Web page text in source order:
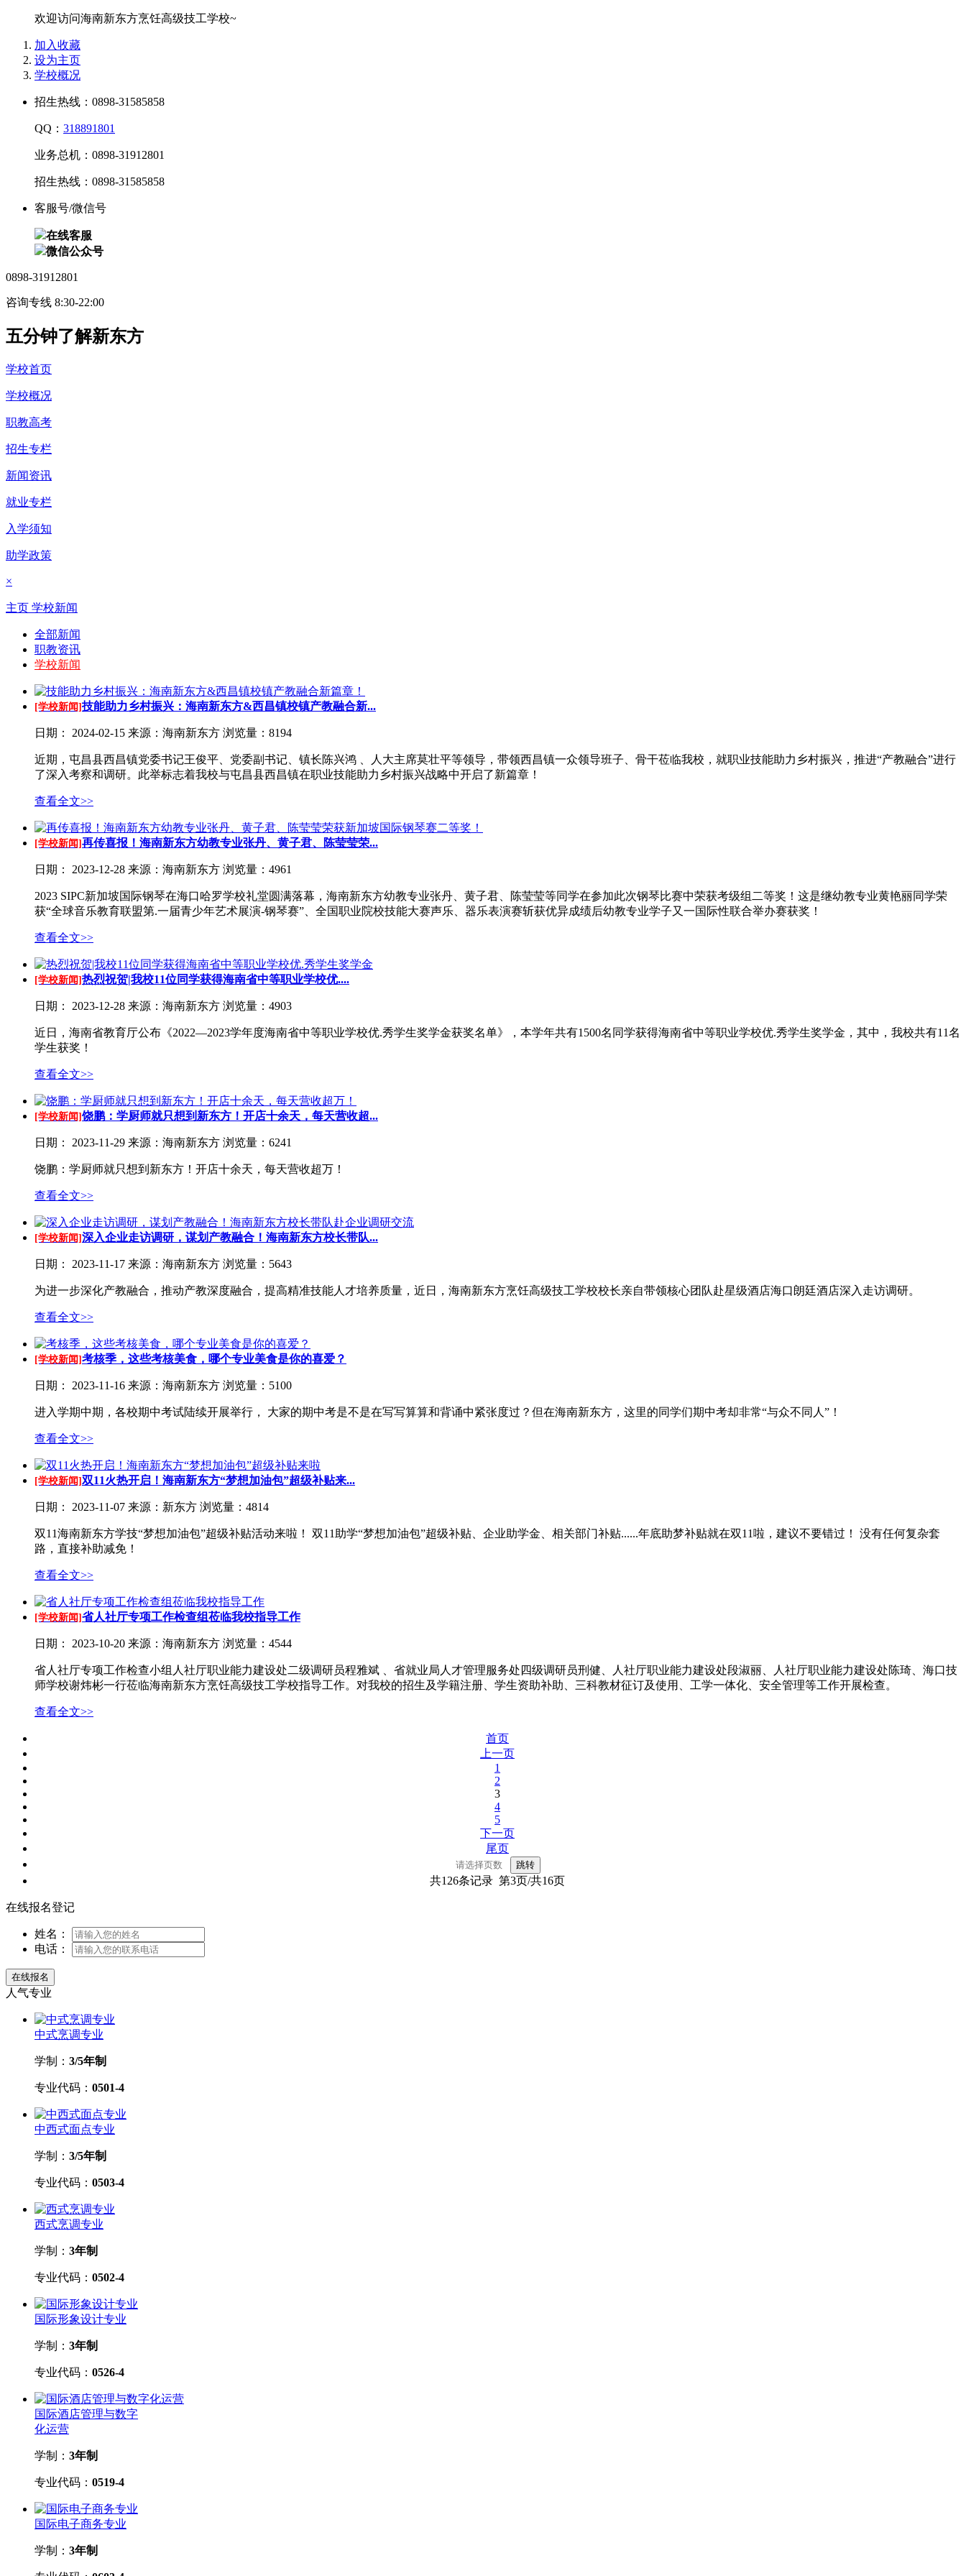
欢迎访问海南新东方烹饪高级技工学校~
加入收藏
设为主页
学校概况
招生热线：0898-31585858
QQ： 318891801
业务总机：0898-31912801
招生热线：0898-31585858
客服号/微信号
在线客服
微信公众号
0898-31912801
咨询专线 8:30-22:00
五分钟了解新东方
学校首页
学校概况
职教高考
招生专栏
新闻资讯
就业专栏
入学须知
助学政策
×
主页 学校新闻
全部新闻
职教资讯
学校新闻
[学校新闻] 技能助力乡村振兴：海南新东方&西昌镇校镇产教融合新...
日期： 2024-02-15 来源：海南新东方 浏览量：8194
近期，屯昌县西昌镇党委书记王俊平、党委副书记、镇长陈兴鸿 、人大主席莫壮平等领导，带领西昌镇一众领导班子、骨干莅临我校，就职业技能助力乡村振兴，推进“产教融合”进行
了深入考察和调研。此举标志着我校与屯昌县西昌镇在职业技能助力乡村振兴战略中开启了新篇章！
查看全文>>
[学校新闻] 再传喜报！海南新东方幼教专业张丹、黄子君、陈莹莹荣...
日期： 2023-12-28 来源：海南新东方 浏览量：4961
2023 SIPC新加坡国际钢琴在海口哈罗学校礼堂圆满落幕，海南新东方幼教专业张丹、黄子君、陈莹莹等同学在参加此次钢琴比赛中荣获考级组二等奖！这是继幼教专业黄艳丽同学荣
获“全球音乐教育联盟第.一届青少年艺术展演-钢琴赛”、全国职业院校技能大赛声乐、器乐表演赛斩获优异成绩后幼教专业学子又一国际性联合举办赛获奖！
查看全文>>
[学校新闻] 热烈祝贺|我校11位同学获得海南省中等职业学校优....
日期： 2023-12-28 来源：海南新东方 浏览量：4903
近日，海南省教育厅公布《2022—2023学年度海南省中等职业学校优.秀学生奖学金获奖名单》，本学年共有1500名同学获得海南省中等职业学校优.秀学生奖学金，其中，我校共有11名
学生获奖！
查看全文>>
[学校新闻] 饶鹏：学厨师就只想到新东方！开店十余天，每天营收超...
日期： 2023-11-29 来源：海南新东方 浏览量：6241
饶鹏：学厨师就只想到新东方！开店十余天，每天营收超万！
查看全文>>
[学校新闻] 深入企业走访调研，谋划产教融合！海南新东方校长带队...
日期： 2023-11-17 来源：海南新东方 浏览量：5643
为进一步深化产教融合，推动产教深度融合，提高精准技能人才培养质量，近日，海南新东方烹饪高级技工学校校长亲自带领核心团队赴星级酒店海口朗廷酒店深入走访调研。
查看全文>>
[学校新闻] 考核季，这些考核美食，哪个专业美食是你的喜爱？
日期： 2023-11-16 来源：海南新东方 浏览量：5100
进入学期中期，各校期中考试陆续开展举行， 大家的期中考是不是在写写算算和背诵中紧张度过？但在海南新东方，这里的同学们期中考却非常“与众不同人”！
查看全文>>
[学校新闻] 双11火热开启！海南新东方“梦想加油包”超级补贴来...
日期： 2023-11-07 来源：新东方 浏览量：4814
双11海南新东方学技“梦想加油包”超级补贴活动来啦！ 双11助学“梦想加油包”超级补贴、企业助学金、相关部门补贴......年底助梦补贴就在双11啦，建议不要错过！ 没有任何复杂套
路，直接补助减免！
查看全文>>
[学校新闻] 省人社厅专项工作检查组莅临我校指导工作
日期： 2023-10-20 来源：海南新东方 浏览量：4544
省人社厅专项工作检查小组人社厅职业能力建设处二级调研员程雅斌 、省就业局人才管理服务处四级调研员刑健、人社厅职业能力建设处段淑丽、人社厅职业能力建设处陈琦、海口技
师学校谢炜彬一行莅临海南新东方烹饪高级技工学校指导工作。对我校的招生及学籍注册、学生资助补助、三科教材征订及使用、工学一体化、安全管理等工作开展检查。
查看全文>>
首页
上一页
1
2
3
4
5
下一页
尾页
共126条记录 第3页/共16页
在线报名登记
姓名：
电话：
人气专业
中式烹调专业
学制： 3/5年制
专业代码： 0501-4
中西式面点专业
学制： 3/5年制
专业代码： 0503-4
西式烹调专业
学制： 3年制
专业代码： 0502-4
国际形象设计专业
学制： 3年制
专业代码： 0526-4
国际酒店管理与数字
化运营
学制： 3年制
专业代码： 0519-4
国际电子商务专业
学制： 3年制